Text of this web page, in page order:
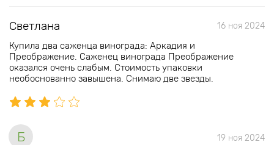
Светлана 16 ноя 2024
Купила два саженца винограда: Аркадия и
Преображение. Саженец винограда Преображение
оказался очень слабым. Стоимость упаковки
необоснованно завышена. Снимаю две звезды.
Б 19 ноя 2024